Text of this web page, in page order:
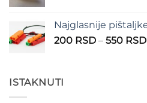
Najglasnije
200 RSD – 550 RSD
ISTAKNUTI